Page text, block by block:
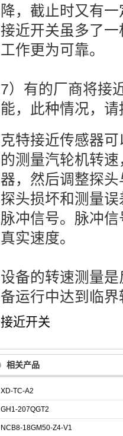
降，截止时又有
接近开关虽多了
工作更为可靠。
7）有的厂商将接
能，此种情况，
克特接近传感器
的测量汽轮机转
器，然后调整探
探头损坏和测量
脉冲信号。脉冲
真实速度。
设备的转速测量
备运行中达到临
接近开关
相关产品
XD-TC-A2
GH1-207QGT2
NCB8-18GM50-Z4-V1